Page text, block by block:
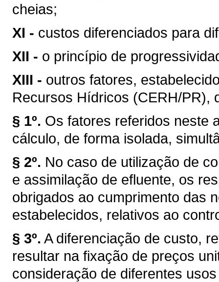
cheias;
XI - custos diferenciados para
XII - o princípio de
XIII - outros fatores,
Recursos Hídricos (CERH/PR),
§ 1º. Os fatores referidos neste
cálculo, de forma isolada,
§ 2º. No caso de utilização de
e assimilação de efluente, os
obrigados ao cumprimento das
estabelecidos, relativos ao
§ 3º. A diferenciação de custo,
resultar na fixação de preços
consideração de diferentes